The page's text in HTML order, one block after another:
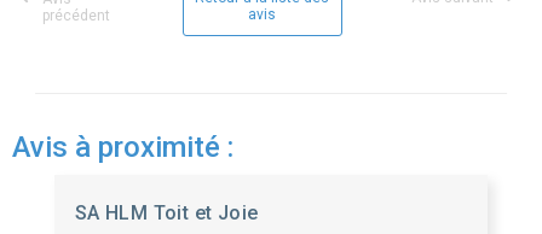
précédent
avis
Avis à proximité :
SA HLM Toit et Joie